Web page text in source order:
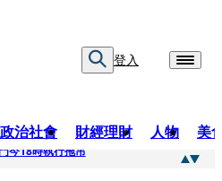
登入
政治社會 財經理財 人物 美
今18時執行拖吊